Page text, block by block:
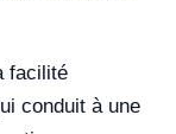
facilité
conduit à une